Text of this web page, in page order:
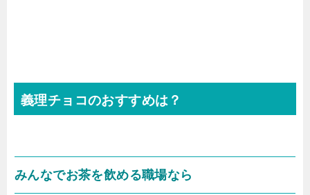
義理チョコのおすすめは？
みんなでお茶を飲める職場なら